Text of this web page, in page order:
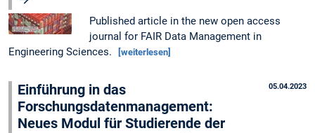
Published article in the new open access
journal for FAIR Data Management in
Engineering Sciences.
[weiterlesen]
05.04.2023
Einführung in das
Forschungsdatenmanagement:
Neues Modul für Studierende der